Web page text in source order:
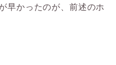
早かったのが、前述のホ